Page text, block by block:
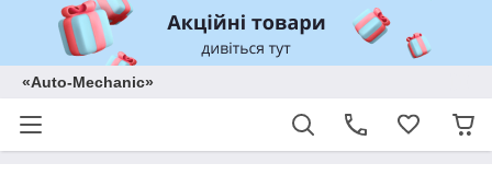
«Auto-Mechanic»